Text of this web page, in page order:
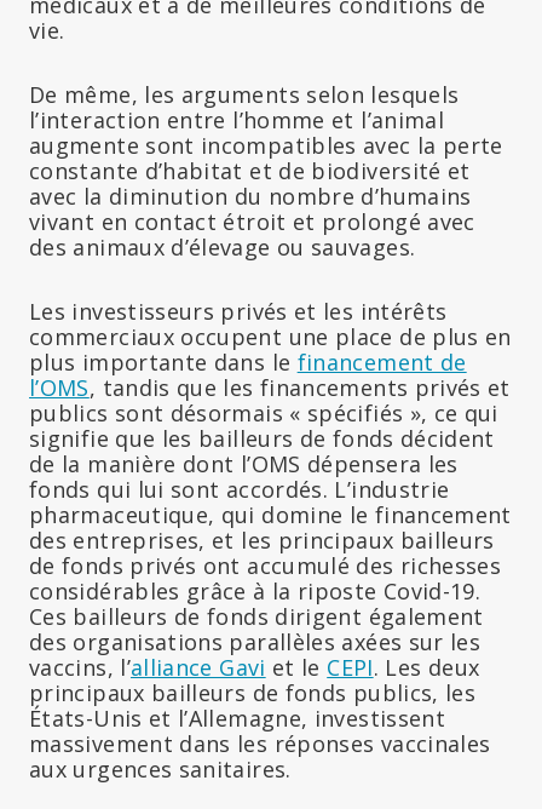
vie.
De même, les arguments selon lesquels
l’interaction entre l’homme et l’animal
augmente sont incompatibles avec la perte
constante d’habitat et de biodiversité et
avec la diminution du nombre d’humains
vivant en contact étroit et prolongé avec
des animaux d’élevage ou sauvages.
Les investisseurs privés et les intérêts
commerciaux occupent une place de plus en
plus importante dans le financement de
l’OMS, tandis que les financements privés et
publics sont désormais « spécifiés », ce qui
signifie que les bailleurs de fonds décident
de la manière dont l’OMS dépensera les
fonds qui lui sont accordés. L’industrie
pharmaceutique, qui domine le financement
des entreprises, et les principaux bailleurs
de fonds privés ont accumulé des richesses
considérables grâce à la riposte Covid-19.
Ces bailleurs de fonds dirigent également
des organisations parallèles axées sur les
vaccins, l’alliance Gavi et le CEPI. Les deux
principaux bailleurs de fonds publics, les
États-Unis et l’Allemagne, investissent
massivement dans les réponses vaccinales
aux urgences sanitaires.